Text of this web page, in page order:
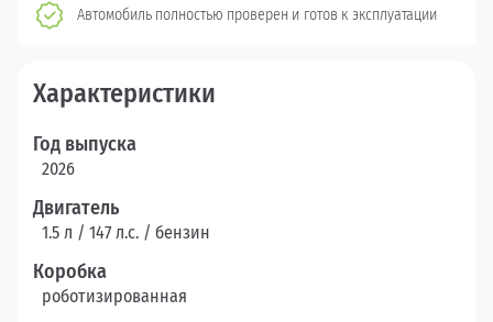
Автомобиль полностью проверен и готов к эксплуатации
Характеристики
Год выпуска
2026
Двигатель
1.5 л / 147 л.c. / бензин
Коробка
роботизированная